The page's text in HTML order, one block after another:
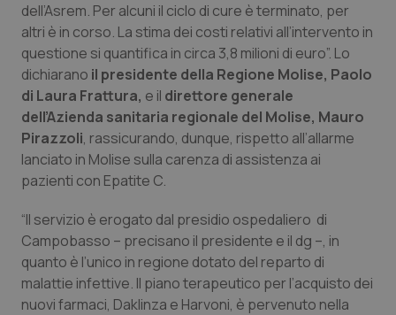
Basilicata
Calabria
Campania
Emilia-Romagna
Friuli Venezia Giulia
Lazio
Liguria
Artrite & artrosi
Asma & BPCO
Car-T
Colesterolo & coronaropatie
Dermatite Atopica
Diabete & glucometri
Disturbi dell’umore
QS Club Newsletter
dell’Asrem. Per alcuni il ciclo di cure è terminato, per
altri è in corso. La stima dei costi relativi all’intervento in
questione si quantifica in circa 3,8 milioni di euro”. Lo
dichiarano il presidente della Regione Molise, Paolo
di Laura Frattura, e il direttore generale
dell’Azienda sanitaria regionale del Molise, Mauro
Pirazzoli, rassicurando, dunque, rispetto all’allarme
lanciato in Molise sulla carenza di assistenza ai
pazienti con Epatite C.
“Il servizio è erogato dal presidio ospedaliero di
Campobasso – precisano il presidente e il dg –, in
quanto è l’unico in regione dotato del reparto di
malattie infettive. Il piano terapeutico per l’acquisto dei
nuovi farmaci, Daklinza e Harvoni, è pervenuto nella